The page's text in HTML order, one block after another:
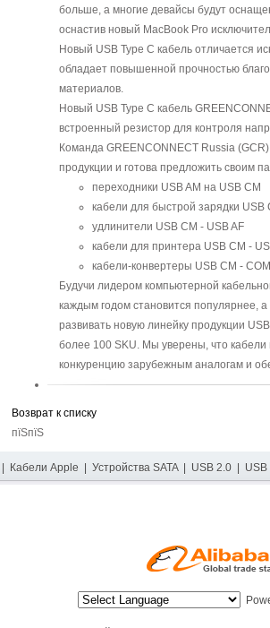
больше, а многие девайсы будут
оснастив новый MacBook Pro
Новый USB Type C кабель отличается
обладает повышенной прочностью
материалов.
Новый USB Type C кабель
встроенный резистор для контроля
Команда GREENCONNECT Russia
продукции и готова предложить своим
переходники USB AM на USB CM
кабели для быстрой зарядки USB
удлинители USB CM - USB AF
кабели для принтера USB CM -
кабели-конвертеры USB CM -
Будучи лидером компьютерной
каждым годом становится популярнее,
развивать новую линейку продукции
более 100 SKU. Мы уверены, что кабели
конкуренцию зарубежным аналогам и
Возврат к списку
пїЅпїЅ
Кабели Apple Устройства SATA| USB 2.0| USB